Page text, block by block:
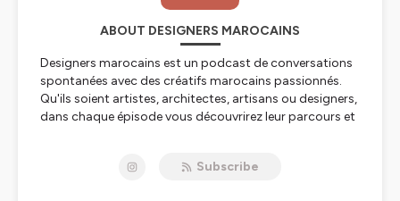
ABOUT DESIGNERS MAROCAINS
Designers marocains est un podcast de conversations
spontanées avec des créatifs marocains passionnés.
Qu'ils soient artistes, architectes, artisans ou designers,
dans chaque épisode vous découvrirez leur parcours et
loin au design au Maroc. L'objectif : Apporter une dose
Subscribe